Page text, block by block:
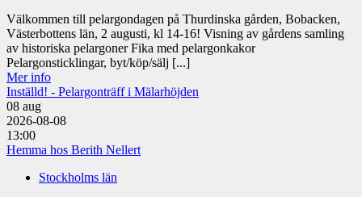
Välkommen till pelargondagen på Thurdinska gården, Bobacken,
Västerbottens län, 2 augusti, kl 14-16! Visning av gårdens samling
av historiska pelargoner Fika med pelargonkakor
Pelargonsticklingar, byt/köp/sälj [...]
Mer info
Inställd! - Pelargonträff i Mälarhöjden
08 aug
2026-08-08
13:00
Hemma hos Berith Nellert
Stockholms län